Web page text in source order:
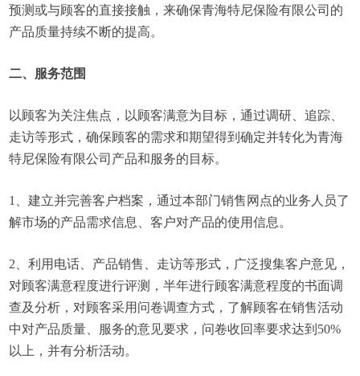
预测或与顾客的直接接触，来确保青海特尼保险有限公司的
产品质量持续不断的提高。
二、服务范围
以顾客为关注焦点，以顾客满意为目标，通过调研、追踪、
走访等形式，确保顾客的需求和期望得到确定并转化为青海
特尼保险有限公司产品和服务的目标。
1、建立并完善客户档案，通过本部门销售网点的业务人员了
解市场的产品需求信息、客户对产品的使用信息。
2、利用电话、产品销售、走访等形式，广泛搜集客户意见，
对顾客满意程度进行评测，半年进行顾客满意程度的书面调
查及分析，对顾客采用问卷调查方式，了解顾客在销售活动
中对产品质量、服务的意见要求，问卷收回率要求达到50%
以上，并有分析活动。